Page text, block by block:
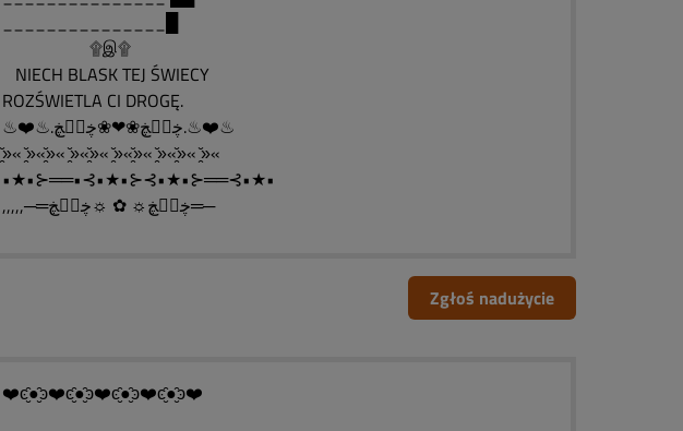
۩இ۩
NIECH BLASK TEJ ŚWIECY
ROZŚWIETLA CI DROGĘ.
♨❤️♨.ڿڰۣڿ❀❤❀ڿڰۣڿ.♨❤️♨
»̯̆« »̯̆«»̯̆« »̯̆«»̯̆« »̯̆«»̯̆« »̯̆«»̯̆« »̯̆«
•★•⊱══•⊰•★•⊱⊰•★•⊱══⊰•★•
,,,,,─═ڿڰۣڿ☼ ✿ ☼ڿڰۣڿ═─
Zgłoś nadużycie
❤️ͼ̮̑●̮̑ͽ❤️ͼ̮̑●̮̑ͽ❤️ͼ̮̑●̮̑ͽ❤️ͼ̮̑●̮̑ͽ❤️